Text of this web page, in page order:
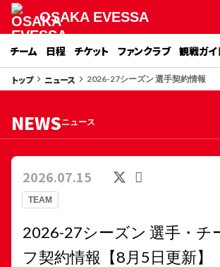
OSAKA EVESSA
チーム 日程 チケット ファンクラブ 観戦ガイ
トップkeyboard_arrow_right ニュース keyboard_arrow_right 2026-27シーズン 選手契約情報
NEWSニュース
TEAM
2026.07.15
2026-27シーズン 選手・チ
フ契約情報【8月5日更新】